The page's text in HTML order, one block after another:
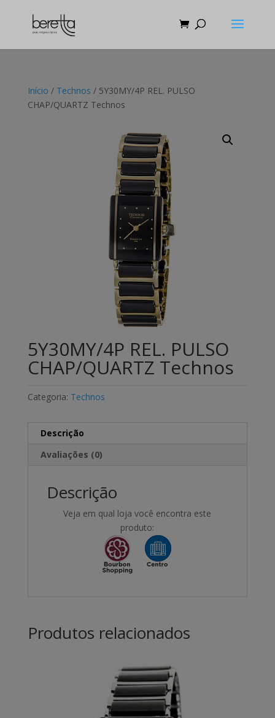
Início / Technos / 5Y30MY/4P REL. PULSO
CHAP/QUARTZ Technos
5Y30MY/4P REL. PULSO
CHAP/QUARTZ Technos
Categoria: Technos
Descrição
Avaliações (0)
Descrição
Veja em qual loja você encontra este
produto:
Produtos relacionados